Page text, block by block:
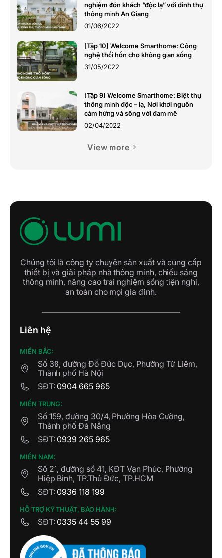
nghiệm đón khách “độc lạ” với dinh thự
thông minh An Giang
01/06/2022
[Tập 10] Welcome Smarthome: Công
nghệ thổi hồn cho không gian sống
31/05/2022
[Tập 9] Welcome Smarthome: Biệt thự
thông minh độc – lạ, Nơi khơi nguồn
cảm hứng và sống với đam mê
02/04/2022
View more
Chúng tôi là công ty chuyên sản xuất và cung cấp
thiết bị và giải pháp nhà thông minh, chiếu sáng
thông minh, nâng cao trải nghiệm sống tiện nghi,
an toàn cho mọi gia đình.
Liên hệ
MIỀN BẮC:
Số 38, đường Đỗ Đức Dục, Phường Từ Liêm,
Thành phố Hà Nội
SĐT: 0904 665 965
MIỀN TRUNG:
Số 159, đường 30/4, Phường Hòa Cường,
Thành phố Đà Nẵng
SĐT: 0939 265 965
MIỀN NAM:
Số 21, đường số 41, KĐT Vạn Phúc, Phường
Hiệp Bình, TP.Thủ Đức, TP.HCM
SĐT: 0936 118 199
HỖ TRỢ KỸ THUẬT, BẢO HÀNH:
SĐT: 0335 44 55 99